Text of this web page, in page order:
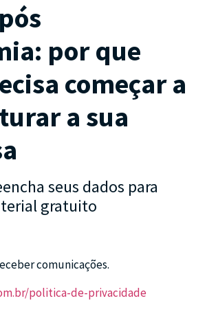
por que
começar a
a sua
seus dados para
gratuito
comunicações.
politica-de-privacidade